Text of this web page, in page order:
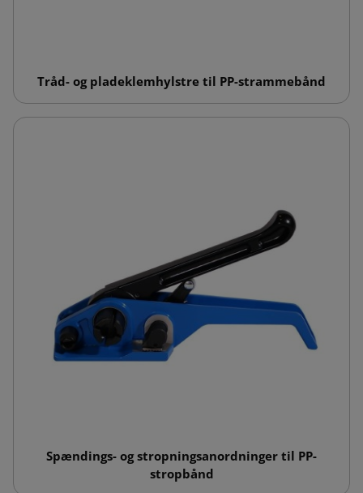
Tråd- og pladeklemhylstre til PP-strammebånd
Spændings- og stropningsanordninger til PP-
stropbånd